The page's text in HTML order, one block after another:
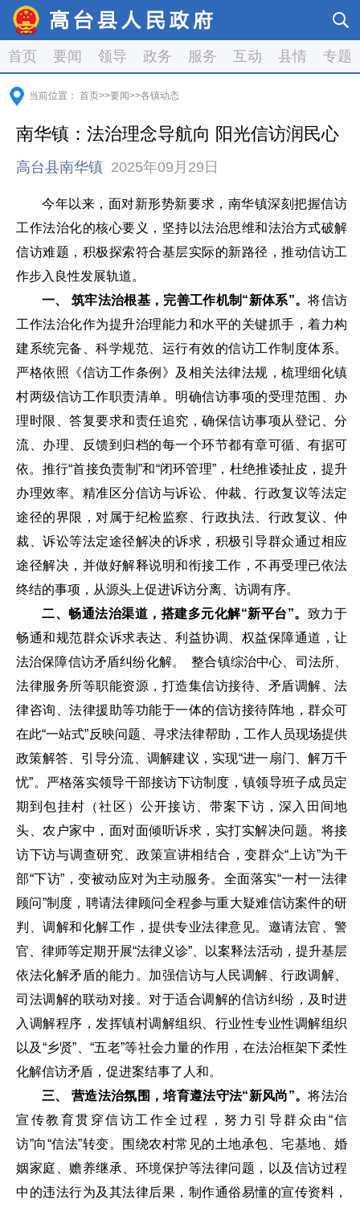
首页 要闻 领导 政务 服务 互动 县情 专题
当前位置： 首页>>要闻>>各镇动态
南华镇：法治理念导航向 阳光信访润民心
高台县南华镇 2025年09月29日
今年以来，面对新形势新要求，南华镇深刻把握信访
工作法治化的核心要义，坚持以法治思维和法治方式破解
信访难题，积极探索符合基层实际的新路径，推动信访工
作步入良性发展轨道。
一、 筑牢法治根基，完善工作机制“新体系”。将信访
工作法治化作为提升治理能力和水平的关键抓手，着力构
建系统完备、科学规范、运行有效的信访工作制度体系。
严格依照《信访工作条例》及相关法律法规，梳理细化镇
村两级信访工作职责清单。明确信访事项的受理范围、办
理时限、答复要求和责任追究，确保信访事项从登记、分
流、办理、反馈到归档的每一个环节都有章可循、有据可
依。推行“首接负责制”和“闭环管理”，杜绝推诿扯皮，提升
办理效率。精准区分信访与诉讼、仲裁、行政复议等法定
途径的界限，对属于纪检监察、行政执法、行政复议、仲
裁、诉讼等法定途径解决的诉求，积极引导群众通过相应
途径解决，并做好解释说明和衔接工作，不再受理已依法
终结的事项，从源头上促进诉访分离、访调有序。
二、畅通法治渠道，搭建多元化解“新平台”。 致力于
畅通和规范群众诉求表达、利益协调、权益保障通道，让
法治保障信访矛盾纠纷化解。 整合镇综治中心、司法所、
法律服务所等职能资源，打造集信访接待、矛盾调解、法
律咨询、法律援助等功能于一体的信访接待阵地，群众可
在此“一站式”反映问题、寻求法律帮助，工作人员现场提供
政策解答、引导分流、调解建议，实现“进一扇门、解万千
忧”。严格落实领导干部接访下访制度，镇领导班子成员定
期到包挂村（社区）公开接访、带案下访，深入田间地
头、农户家中，面对面倾听诉求，实打实解决问题。将接
访下访与调查研究、政策宣讲相结合，变群众“上访”为干
部“下访”，变被动应对为主动服务。全面落实“一村一法律
顾问”制度，聘请法律顾问全程参与重大疑难信访案件的研
判、调解和化解工作，提供专业法律意见。邀请法官、警
官、律师等定期开展“法律义诊”、以案释法活动，提升基层
依法化解矛盾的能力。加强信访与人民调解、行政调解、
司法调解的联动对接。对于适合调解的信访纠纷，及时进
入调解程序，发挥镇村调解组织、行业性专业性调解组织
以及“乡贤”、“五老”等社会力量的作用，在法治框架下柔性
化解信访矛盾，促进案结事了人和。
三、 营造法治氛围，培育遵法守法“新风尚”。将法治
宣传教育贯穿信访工作全过程，努力引导群众由“信
访”向“信法”转变。围绕农村常见的土地承包、宅基地、婚
姻家庭、赡养继承、环境保护等法律问题，以及信访过程
中的违法行为及其法律后果，制作通俗易懂的宣传资料，